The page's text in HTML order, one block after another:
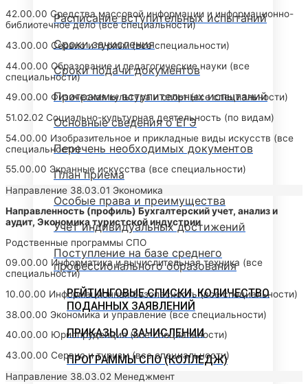
Расписание вступительных испытаний
Сроки зачисления
Сроки подачи документов
Программы вступительных испытаний
Основные сведения о ЕГЭ
Перечень необходимых документов
План приема
Особые права и преимущества
Учет индивидуальных достижений
Поступление на базе среднего
профессионального образования
РЕЙТИНГОВЫЕ СПИСКИ. КОЛИЧЕСТВО
ПОДАННЫХ ЗАЯВЛЕНИЙ
ПРИКАЗЫ О ЗАЧИСЛЕНИИ
ПРОГРАММЫ СПО (КОЛЛЕДЖ)
42.00.00 Средства массовой информации и информационно-
библиотечное дело (все специальности)
43.00.00 Сервис и туризм (все специальности)
44.00.00 Образование и педагогические науки (все
специальности)
49.00.00 Физическая культура и спорт (все специальности)
51.02.02 Социально-культурная деятельность (по видам)
54.00.00 Изобразительное и прикладные виды искусств (все
специальности)
55.00.00 Экранные искусства (все специальности)
Направление 38.03.01 Экономика
Направленность (профиль) Бухгалтерский учет, анализ и
аудит, Экономика туристской индустрии
Родственные программы СПО
09.00.00 Информатика и вычислительная техника (все
специальности)
10.00.00 Информационная безопасность (все специальности)
38.00.00 Экономика и управление (все специальности)
40.00.00 Юриспруденция (все специальности)
43.00.00 Сервис и туризм (все специальности)
Направление 38.03.02 Менеджмент